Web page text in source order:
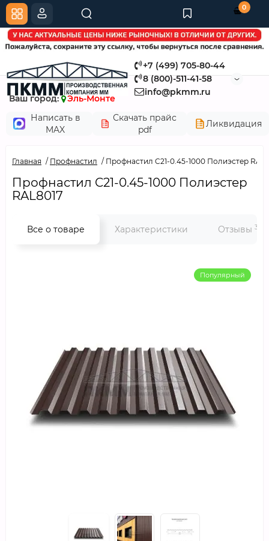
+7 (499) 705-80-44
8 (800)-511-41-58
info@pkmm.ru
Ваш город:
Эль-Монте
Написать в
MAX
Скачать прайс
pdf
Ликвидация
0
Главная Профнастил Профнастил C21-0.45-1000 Полиэстер
Профнастил C21-0.45-1000 Полиэстер
RAL8017
Все о товаре Характеристики Отзывы 3
Популярный